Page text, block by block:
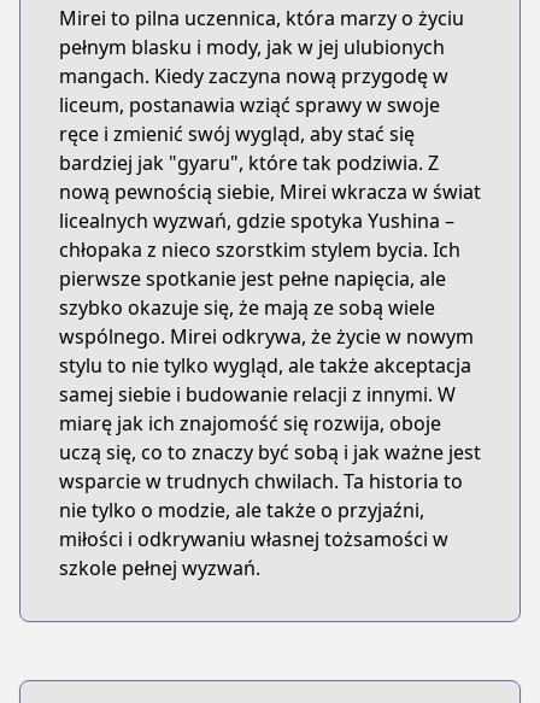
Mirei to pilna uczennica, która marzy o życiu
pełnym blasku i mody, jak w jej ulubionych
mangach. Kiedy zaczyna nową przygodę w
liceum, postanawia wziąć sprawy w swoje
ręce i zmienić swój wygląd, aby stać się
bardziej jak "gyaru", które tak podziwia. Z
nową pewnością siebie, Mirei wkracza w świat
licealnych wyzwań, gdzie spotyka Yushina –
chłopaka z nieco szorstkim stylem bycia. Ich
pierwsze spotkanie jest pełne napięcia, ale
szybko okazuje się, że mają ze sobą wiele
wspólnego. Mirei odkrywa, że życie w nowym
stylu to nie tylko wygląd, ale także akceptacja
samej siebie i budowanie relacji z innymi. W
miarę jak ich znajomość się rozwija, oboje
uczą się, co to znaczy być sobą i jak ważne jest
wsparcie w trudnych chwilach. Ta historia to
nie tylko o modzie, ale także o przyjaźni,
miłości i odkrywaniu własnej tożsamości w
szkole pełnej wyzwań.